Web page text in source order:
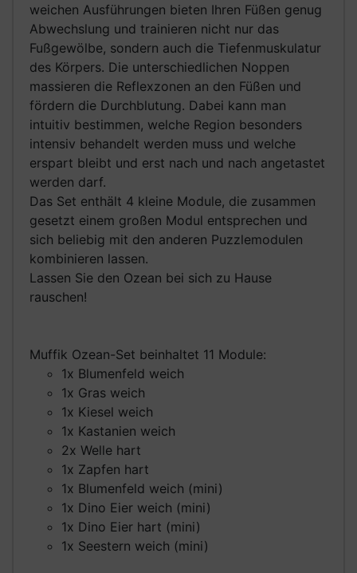
weichen Ausführungen bieten Ihren Füßen genug
Abwechslung und trainieren nicht nur das
Fußgewölbe, sondern auch die Tiefenmuskulatur
des Körpers. Die unterschiedlichen Noppen
massieren die Reflexzonen an den Füßen und
fördern die Durchblutung. Dabei kann man
intuitiv bestimmen, welche Region besonders
intensiv behandelt werden muss und welche
erspart bleibt und erst nach und nach angetastet
werden darf.
Das Set enthält 4 kleine Module, die zusammen
gesetzt einem großen Modul entsprechen und
sich beliebig mit den anderen Puzzlemodulen
kombinieren lassen.
Lassen Sie den Ozean bei sich zu Hause
rauschen!
Muffik Ozean-Set beinhaltet 11 Module:
1x Blumenfeld weich
1x Gras weich
1x Kiesel weich
1x Kastanien weich
2x Welle hart
1x Zapfen hart
1x Blumenfeld weich (mini)
1x Dino Eier weich (mini)
1x Dino Eier hart (mini)
1x Seestern weich (mini)